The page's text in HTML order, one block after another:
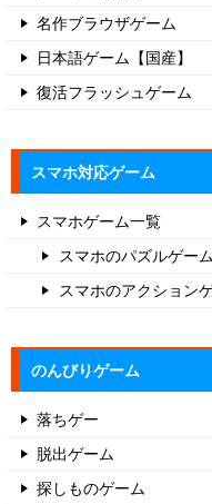
名作ブラウザゲーム
日本語ゲーム【国産】
復活フラッシュゲーム
スマホ対応ゲーム
スマホゲーム一覧
スマホのパズルゲーム
スマホのアクション
のんびりゲーム
落ちゲー
脱出ゲーム
探しものゲーム